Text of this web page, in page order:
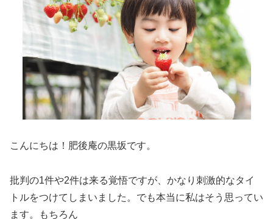
こんにちは！肥後庵の黒坂です。
批判の1件や2件は来る覚悟ですが、かなり刺激的なタイ
トルをつけてしまいました。でも本当に私はそう思ってい
ます。もちろん